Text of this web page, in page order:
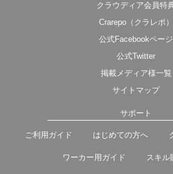
クラウディア会員特
Crarepo（クラレポ）
公式Facebookページ
公式Twitter
掲載メディア様一覧
サイトマップ
サポート
ご利用ガイド はじめての方へ
ワーカー用ガイド スキル